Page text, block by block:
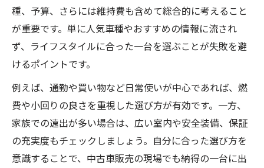
中古車販売で納得する選び方の新常識
走行距離や年式が中古車選びに与える影響
中古車販売で走行距離の目安を知る重要性
中古車販売で走行距離と状態の関係を解説
中古車販売で年式をどう考慮すべきか
中古車販売で実際に起きる劣化と対策
中古車の状態確認で後悔を避けるポイント
種、予算、さらには維持費も含めて総合的に考えること
が重要です。単に人気車種やおすすめの情報に流され
ず、ライフスタイルに合った一台を選ぶことが失敗を避
けるポイントです。
例えば、通勤や買い物など日常使いが中心であれば、燃
費や小回りの良さを重視した選び方が有効です。一方、
家族での遠出が多い場合は、広い室内や安全装備、保証
の充実度もチェックしましょう。自分に合った選び方を
意識することで、中古車販売の現場でも納得の一台に出